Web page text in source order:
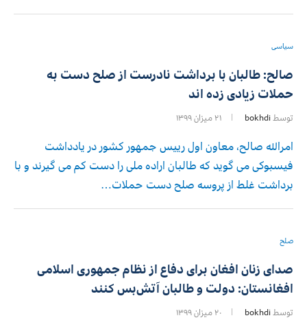
سیاسی
صالح: طالبان با برداشت نادرست از صلح دست به
حملات زیادی زده اند
توسط bokhdi ۲۱ میزان ۱۳۹۹
امرالله صالح، معاون اول رییس جمهور کشور در یادداشت
فیسبوکی می گوید که طالبان اراده ملی را دست کم می گیرند و با
برداشت غلط از پروسه صلح دست حملات…
صلح
صدای زنان افغان برای دفاع از نظام جمهوری اسلامی
افغانستان: دولت و طالبان آتش‌بس کنند
توسط bokhdi ۲۰ میزان ۱۳۹۹